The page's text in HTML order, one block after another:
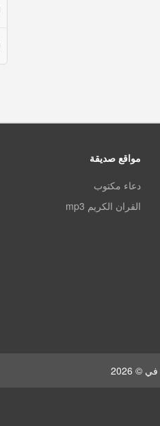
مواقع صديقة
دعاء مكتوب
القران الكريم mp3
© 2026